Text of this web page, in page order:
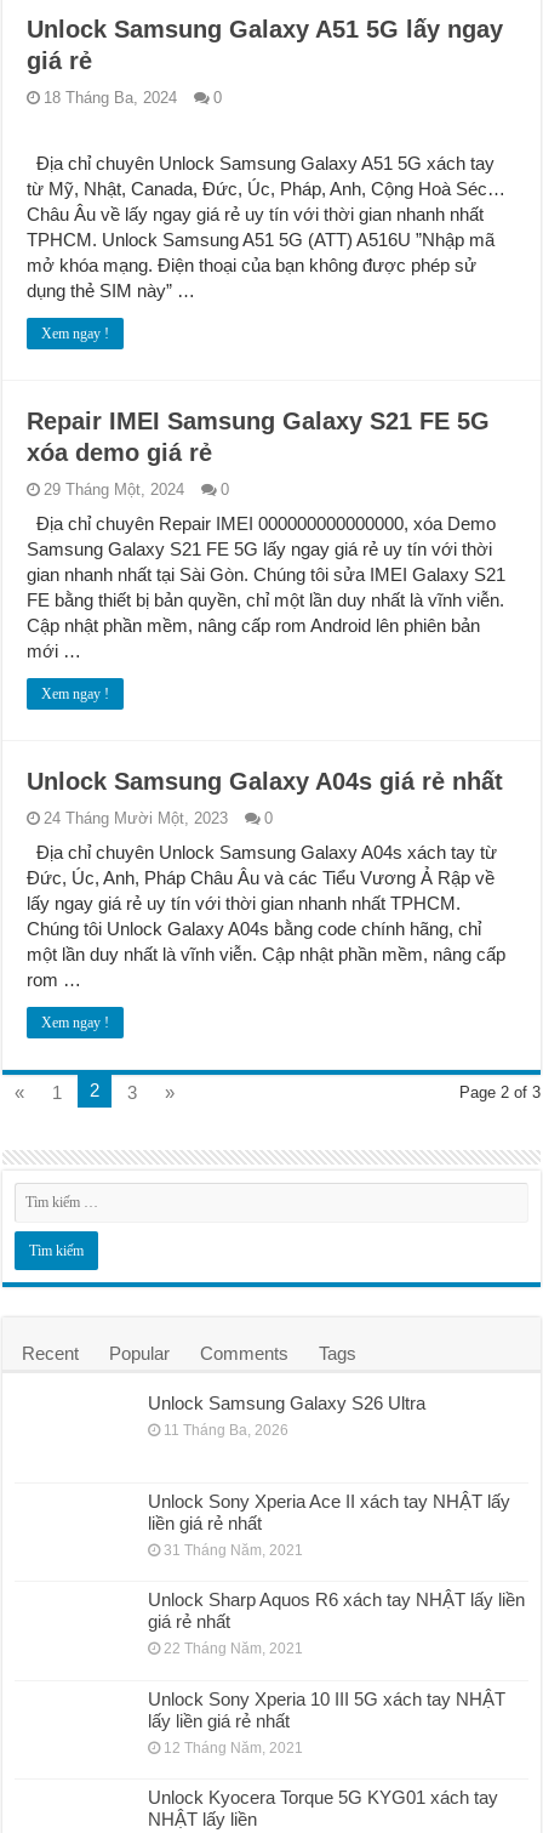
Unlock Samsung Galaxy A51 5G lấy ngay
giá rẻ
18 Tháng Ba, 2024 0
Địa chỉ chuyên Unlock Samsung Galaxy A51 5G xách tay
từ Mỹ, Nhật, Canada, Đức, Úc, Pháp, Anh, Cộng Hoà Séc…
Châu Âu về lấy ngay giá rẻ uy tín với thời gian nhanh nhất
TPHCM. Unlock Samsung A51 5G (ATT) A516U ”Nhập mã
mở khóa mạng. Điện thoại của bạn không được phép sử
dụng thẻ SIM này” …
Xem ngay !
Repair IMEI Samsung Galaxy S21 FE 5G
xóa demo giá rẻ
29 Tháng Một, 2024 0
Địa chỉ chuyên Repair IMEI 000000000000000, xóa Demo
Samsung Galaxy S21 FE 5G lấy ngay giá rẻ uy tín với thời
gian nhanh nhất tại Sài Gòn. Chúng tôi sửa IMEI Galaxy S21
FE bằng thiết bị bản quyền, chỉ một lần duy nhất là vĩnh viễn.
Cập nhật phần mềm, nâng cấp rom Android lên phiên bản
mới …
Xem ngay !
Unlock Samsung Galaxy A04s giá rẻ nhất
24 Tháng Mười Một, 2023 0
Địa chỉ chuyên Unlock Samsung Galaxy A04s xách tay từ
Đức, Úc, Anh, Pháp Châu Âu và các Tiểu Vương Ả Rập về
lấy ngay giá rẻ uy tín với thời gian nhanh nhất TPHCM.
Chúng tôi Unlock Galaxy A04s bằng code chính hãng, chỉ
một lần duy nhất là vĩnh viễn. Cập nhật phần mềm, nâng cấp
rom …
Xem ngay !
Page 2 of 3
« 1 2 3 »
Recent Popular Comments Tags
Unlock Samsung Galaxy S26 Ultra
11 Tháng Ba, 2026
Unlock Sony Xperia Ace II xách tay NHẬT lấy
liền giá rẻ nhất
31 Tháng Năm, 2021
Unlock Sharp Aquos R6 xách tay NHẬT lấy liền
giá rẻ nhất
22 Tháng Năm, 2021
Unlock Sony Xperia 10 III 5G xách tay NHẬT
lấy liền giá rẻ nhất
12 Tháng Năm, 2021
Unlock Kyocera Torque 5G KYG01 xách tay
NHẬT lấy liền